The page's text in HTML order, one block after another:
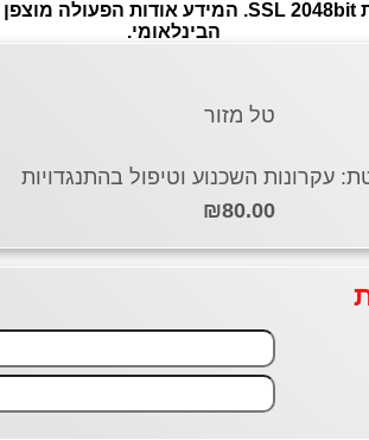
הבינלאומי.
טל מזור
עקרונות השכנוע וטיפול בהתנגדויות
₪80.00